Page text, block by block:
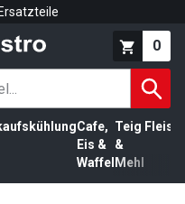
Ersatzteile
0
Cafe,
Eis &
Waffel
Teig
&
Mehl